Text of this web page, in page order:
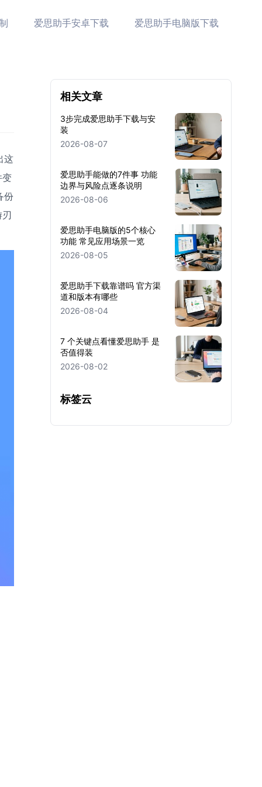
爱思助手安卓下载 爱思助手电脑版下载
这
变
份
相关文章
3步完成爱思助手下载与安
装
2026-08-07
爱思助手能做的7件事 功能
边界与风险点逐条说明
2026-08-06
爱思助手电脑版的5个核心
功能 常见应用场景一览
2026-08-05
爱思助手下载靠谱吗 官方渠
道和版本有哪些
2026-08-04
7 个关键点看懂爱思助手 是
否值得装
2026-08-02
标签云